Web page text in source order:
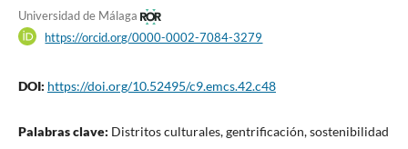
Universidad de Málaga
https://orcid.org/0000-0002-7084-3279
DOI: https://doi.org/10.52495/c9.emcs.42.c48
Palabras clave: Distritos culturales, gentrificación, sostenibilidad